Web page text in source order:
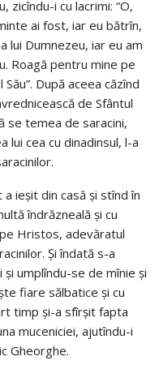
zicîndu-i cu lacrimi: “O,
ai fost, iar eu bătrîn,
lui Dumnezeu, iar eu am
Roagă pentru mine pe
După aceea căzînd
de Sfântul
se temea de saracini,
lui cea cu dinadinsul, l-a
ieşit din casă şi stînd în
îndrăzneală şi cu
Hristos, adevăratul
Şi îndată s-a
umplîndu-se de mînie şi
fiare sălbatice şi cu
timp şi-a sfîrşit fapta
muceniciei, ajutîndu-i
Gheorghe.